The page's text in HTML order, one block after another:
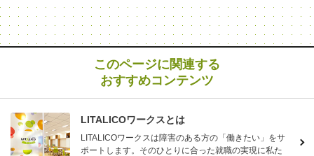
このページに関連する
おすすめコンテンツ
LITALICOワークスとは
LITALICOワークスは障害のある方の「働きたい」をサ
ポートします。そのひとりに合った就職の実現に私た